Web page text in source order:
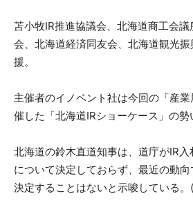
苫小牧IR推進協議会、北海道商工会
会、北海道経済同友会、北海道観光
援。
主催者のイノベント社は今回の「産
催した「北海道IRショーケース」の勢
北海道の鈴木直道知事は、道庁がIR
について決定しておらず、最近の動
決定することはないと示唆している